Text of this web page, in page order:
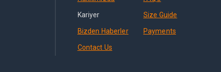
Kariyer
Bizden Haberler
Contact Us
Size Guide
Payments